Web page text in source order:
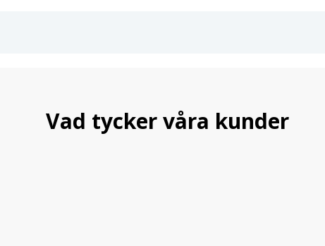
ventilation, mindre drag och ett
Vad tycker våra kunder